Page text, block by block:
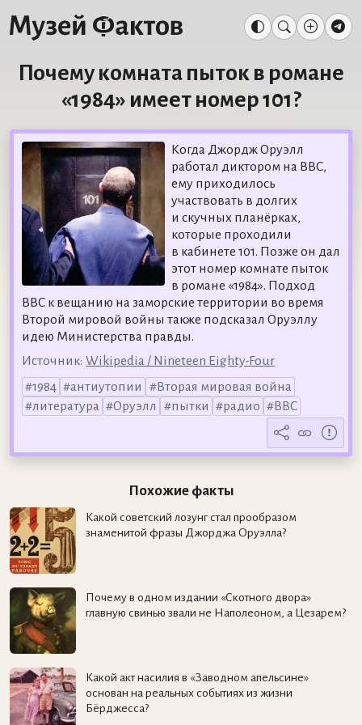
Почему комната пыток в романе
«1984» имеет номер 101?
Когда Джордж Оруэлл
работал диктором на BBC,
ему приходилось
участвовать в долгих
и скучных планёрках,
которые проходили
в кабинете 101. Позже он дал
этот номер комнате пыток
в романе «1984». Подход
BBC к вещанию на заморские территории во время
Второй мировой войны также подсказал Оруэллу
идею Министерства правды.
Источник: Wikipedia / Nineteen Eighty-Four
1984
антиутопии
Вторая мировая война
литература
Оруэлл пытки радио BBC
Похожие факты
Какой советский лозунг стал прообразом
знаменитой фразы Джорджа Оруэлла?
Почему в одном издании «Скотного двора»
главную свинью звали не Наполеоном, а Цезарем?
Какой акт насилия в «Заводном апельсине»
основан на реальных событиях из жизни
Бёрджесса?